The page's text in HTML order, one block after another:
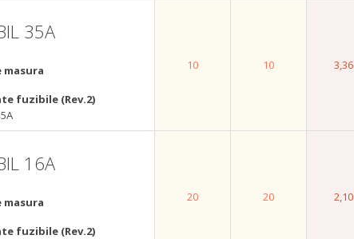
35A
masura
fuzibile (Rev.2)
10 10 3,36
16A
masura
fuzibile (Rev.2)
20 20 2,10